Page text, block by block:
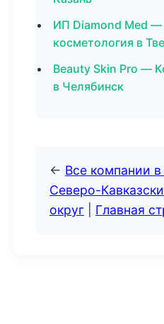
ИП Diamond Med —
косметология в
Beauty Skin Pro —
в Челябинск
← Все компании в
Северо-
округ
Главная